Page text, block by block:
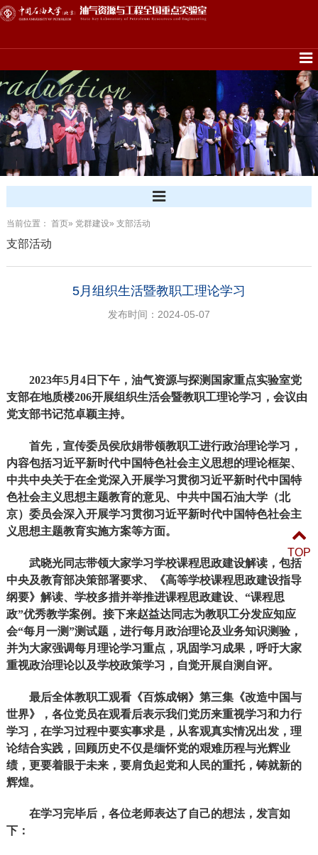
当前位置： 首页» 党群建设» 支部活动
支部活动
5月组织生活暨教职工理论学习
发布时间：2024-05-07
2023年5月4日下午，油气资源与探测国家重点实验室党
支部在地质楼206开展组织生活会暨教职工理论学习，会议由
党支部书记范卓颖主持。
首先，宣传委员侯欣娟带领教职工进行政治理论学习，
内容包括习近平新时代中国特色社会主义思想的理论框架、
中共中央关于在全党深入开展学习贯彻习近平新时代中国特
色社会主义思想主题教育的意见、中共中国石油大学（北
京）委员会深入开展学习贯彻习近平新时代中国特色社会主
义思想主题教育实施方案等方面。
武晓光同志带领大家学习学校课程思政建设解读，包括
中央及教育部决策部署要求、《高等学校课程思政建设指导
纲要》解读、学校多措并举推进课程思政建设、“课程思
政”优秀教学案例。接下来赵益达同志为教职工分发应知应
会“每月一测”测试题，进行每月政治理论及业务知识测验，
并为大家强调每月理论学习重点，巩固学习成果，呼吁大家
重视政治理论以及学校政策学习，自觉开展自测自评。
最后全体教职工观看《百炼成钢》第三集《改造中国与
世界》，各位党员在观看后表示我们党历来重视学习和力行
学习，在学习过程中要实事求是，从客观真实情况出发，理
论结合实践，回顾历史不仅是缅怀党的艰难历程与光辉业
绩，更要着眼于未来，要肩负起党和人民的重托，铸就新的
辉煌。
在学习完毕后，各位老师表达了自己的想法，发言如
下：
TOP